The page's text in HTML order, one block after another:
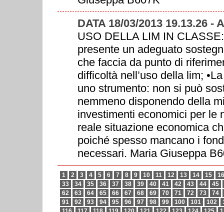
DATA 18/03/2013 19.13.26 -
USO DELLA LIM IN
presente un adeguato
che faccia da punto di
difficoltà nell’uso della lim;
uno strumento: non si può
nemmeno disponendo della
investimenti economici per le
reale situazione economica
poiché spesso mancano i
necessari. Maria Giuseppa
1 2 3 4 5 6 7 8 9 10 11 12 13 14 15
16
33
34 35 36 37 38 39 40 41 42 43 44
45
62
63 64 65 66 67 68 69 70 71 72 73
74
91
92 93 94 95 96 97 98 99 100 101 102